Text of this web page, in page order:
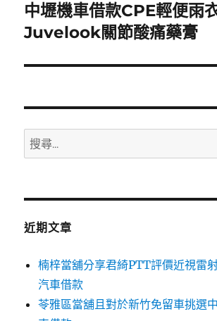
下
一
文
中壢機車借款CPE輕便雨
Juvelook關節酸痛藥膏
搜
尋
鍵
近期文章
楠梓當舖分享君綺PTT評價近視雷
汽車借款
苓雅區當舖且對於新竹免留車挑選